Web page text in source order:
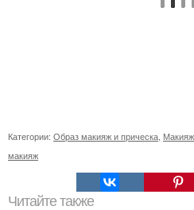
Категории: Образ макияж и прическа
макияж
Читайте также